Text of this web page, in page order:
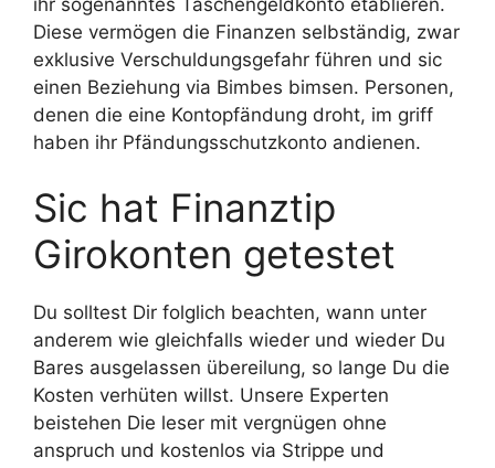
Diese vermögen die Finanzen selbständig, zwar
exklusive Verschuldungsgefahr führen und sic
einen Beziehung via Bimbes bimsen. Personen,
denen die eine Kontopfändung droht, im griff
haben ihr Pfändungsschutzkonto andienen.
Sic hat Finanztip
Girokonten getestet
Du solltest Dir folglich beachten, wann unter
anderem wie gleichfalls wieder und wieder Du
Bares ausgelassen übereilung, so lange Du die
Kosten verhüten willst. Unsere Experten
beistehen Die leser mit vergnügen ohne
anspruch und kostenlos via Strippe und